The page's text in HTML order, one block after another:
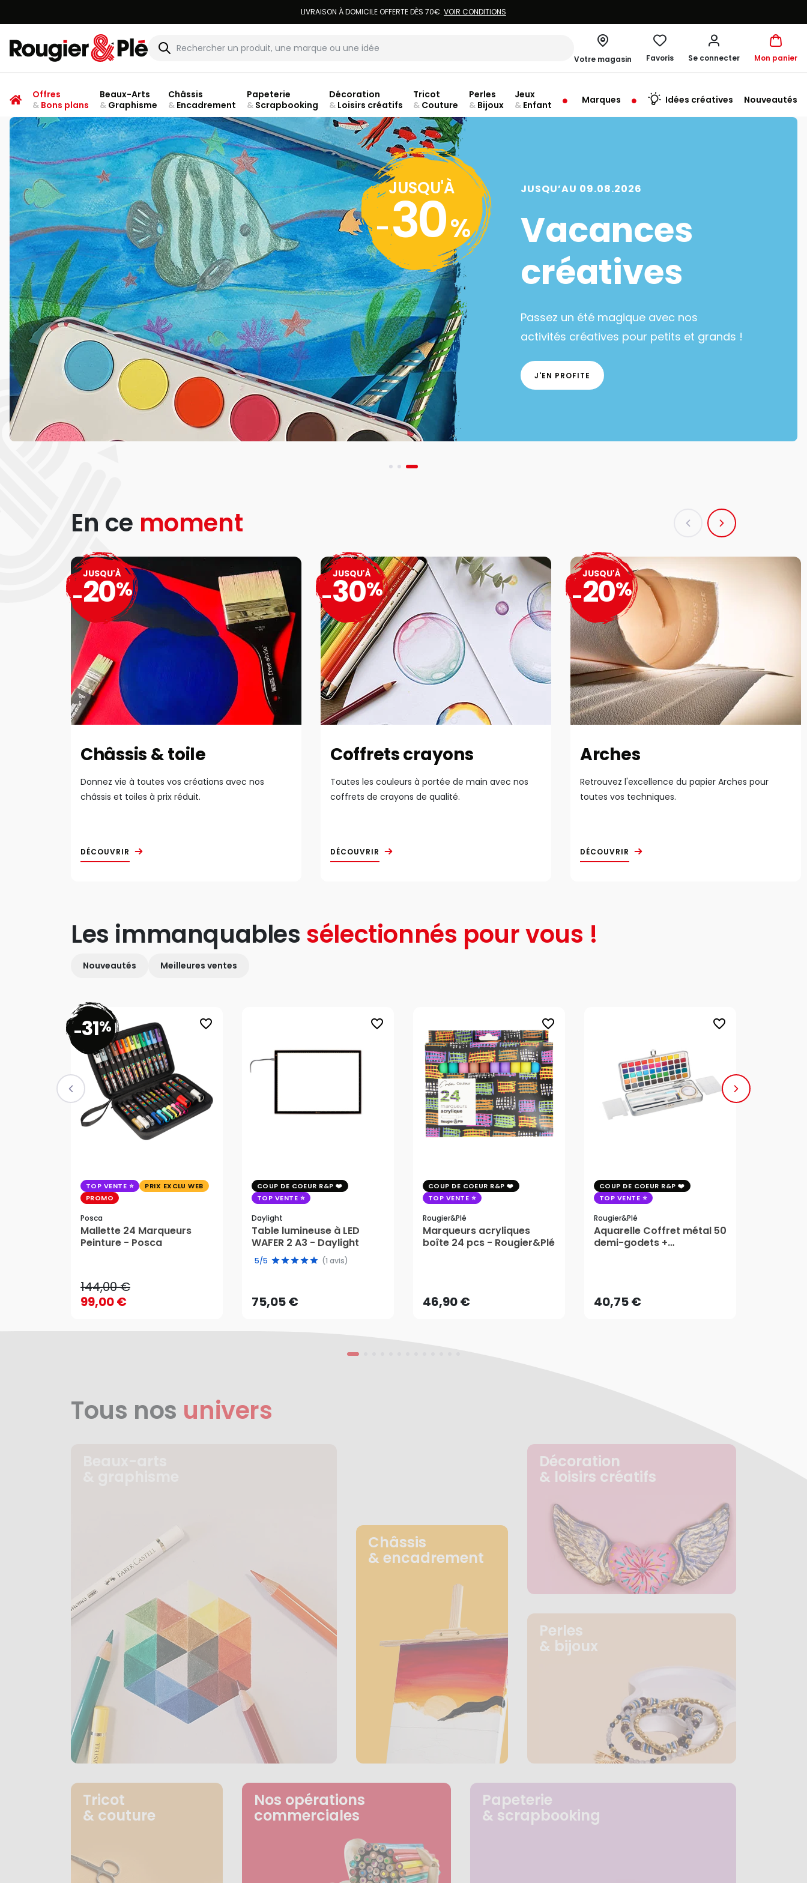
LIVRAISON À DOMICILE OFFERTE DÈS 70€. VOIR CONDITIONS
Rougier & Plé
Votre magasin
Ferme à 19:30
Favoris Se connecter Mon panier
Offres
&Bons plans
Beaux-Arts
&Graphisme
Châssis
&Encadrement
Papeterie
&Scrapbooking
Décoration
&Loisirs créatifs
Tricot
& Couture
Perles
& Bijoux
Jeux
& Enfant Marques Idées créatives Nouveautés
JUSQU'À
-30%
JUSQU’AU 09.08.2026
Vacances
créatives
Passez un été magique avec nos
activités créatives pour petits et grands !
J'EN PROFITE
En ce moment
Châssis & toile
Donnez vie à toutes vos créations avec nos
châssis et toiles à prix réduit.
DÉCOUVRIR
JUSQU'À
-20%
Coffrets crayons
Toutes les couleurs à portée de main avec nos
coffrets de crayons de qualité.
DÉCOUVRIR
JUSQU'À
-30%
Arches
Retrouvez l'excellence du papier Arches pour
toutes vos techniques.
DÉCOUVRIR
JUSQU'À
-20%
Les immanquables sélectionnés pour vous !
Nouveautés Meilleures ventes
favorite_border
-31%
TOP VENTE
PRIX EXCLU WEB
PROMO
Posca
Mallette 24 Marqueurs
Peinture - Posca
144,00 €
99,00 €
144,00 €
AJOUTER AU PANIER
favorite_border
COUP DE COEUR R&P
TOP VENTE
Daylight
Table lumineuse à LED
WAFER 2 A3 - Daylight
5/5 (1 avis)
75,05 €
75,05 €
AJOUTER AU PANIER
favorite_border
COUP DE COEUR R&P
TOP VENTE
Rougier&plé
Marqueurs acryliques
boîte 24 pcs - Rougier&Plé
46,90 €AJOUTER AU PANIER
favorite_border
COUP DE COEUR R&P
TOP VENTE
Rougier&plé
Aquarelle Coffret métal 50
demi-godets +
40,75 €AJOUTER AU PANIER
Tous nos univers
Châssis
& encadrement
Décoration
& loisirs créatifs
Perles
& bijoux
Tricot
& couture
Nos opérations
commerciales
Papeterie
& scrapbooking